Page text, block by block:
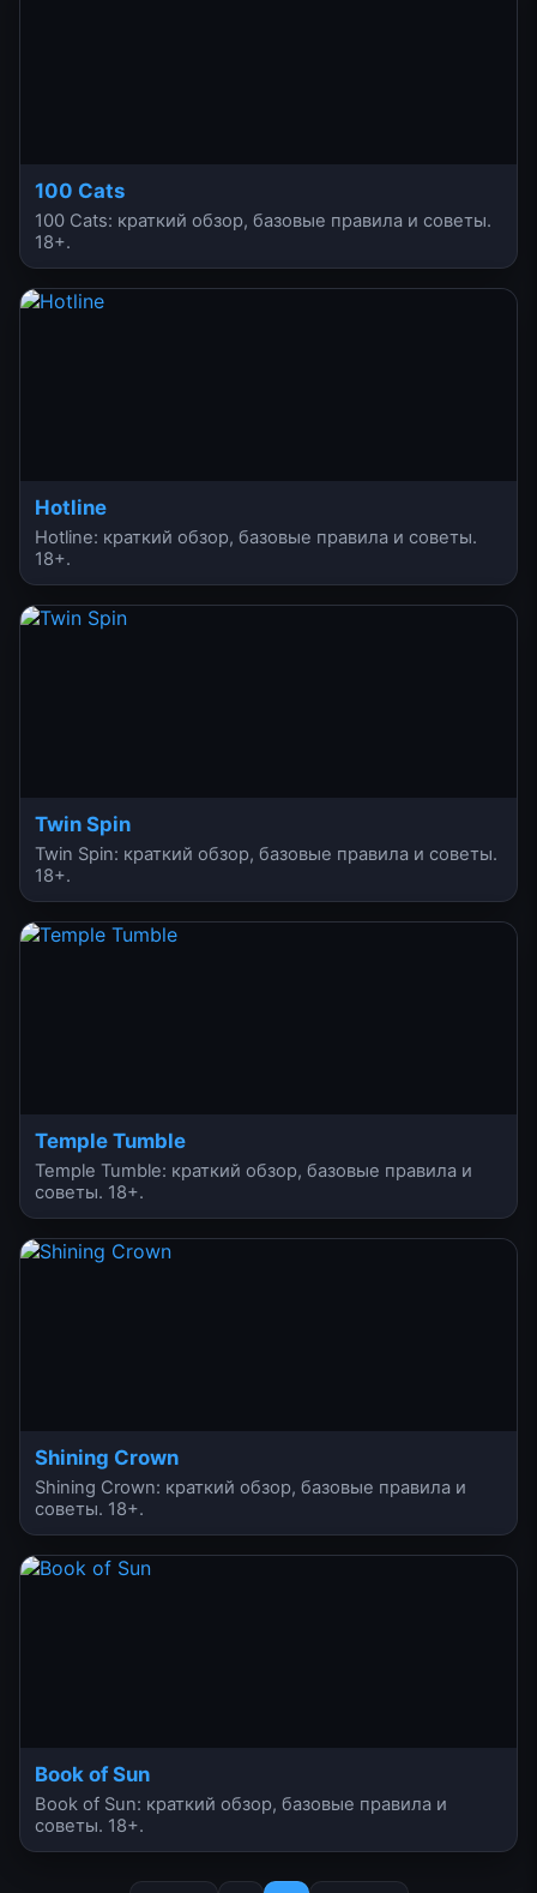
100 Cats
100 Cats: краткий обзор, базовые правила и советы.
18+.
Hotline
Hotline: краткий обзор, базовые правила и советы.
18+.
Twin Spin
Twin Spin: краткий обзор, базовые правила и советы.
18+.
Temple Tumble
Temple Tumble: краткий обзор, базовые правила и
советы. 18+.
Shining Crown
Shining Crown: краткий обзор, базовые правила и
советы. 18+.
Book of Sun
Book of Sun: краткий обзор, базовые правила и
советы. 18+.